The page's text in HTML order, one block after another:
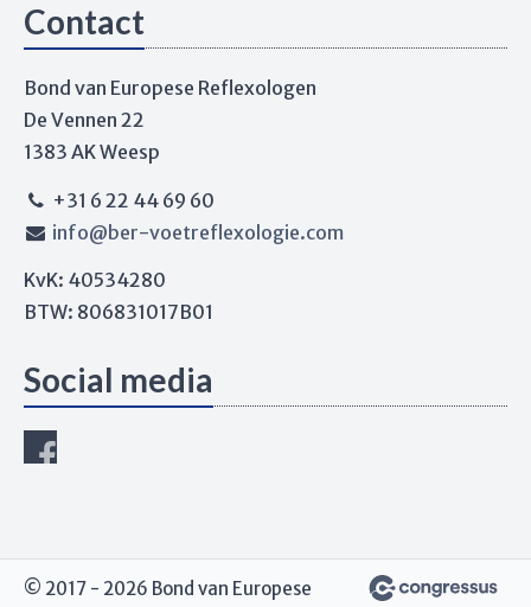
Contact
Bond van Europese Reflexologen
De Vennen 22
1383 AK Weesp
+31 6 22 44 69 60
info@ber-voetreflexologie.com
KvK: 40534280
BTW: 806831017B01
Social media
© 2017 - 2026 Bond van Europese